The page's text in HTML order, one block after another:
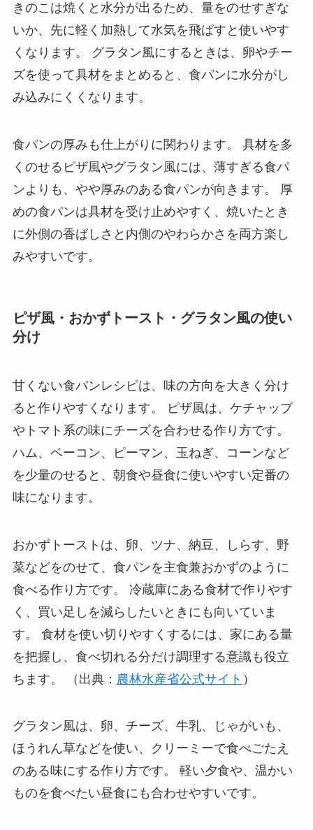
きのこは焼くと水分が出るため、量をのせすぎな
いか、先に軽く加熱して水気を飛ばすと使いやす
くなります。 グラタン風にするときは、卵やチー
ズを使って具材をまとめると、食パンに水分がし
み込みにくくなります。
食パンの厚みも仕上がりに関わります。 具材を多
くのせるピザ風やグラタン風には、薄すぎる食パ
ンよりも、やや厚みのある食パンが向きます。 厚
めの食パンは具材を受け止めやすく、焼いたとき
に外側の香ばしさと内側のやわらかさを両方楽し
みやすいです。
ピザ風・おかずトースト・グラタン風の使い
分け
甘くない食パンレシピは、味の方向を大きく分け
ると作りやすくなります。 ピザ風は、ケチャップ
やトマト系の味にチーズを合わせる作り方です。
ハム、ベーコン、ピーマン、玉ねぎ、コーンなど
を少量のせると、朝食や昼食に使いやすい定番の
味になります。
おかずトーストは、卵、ツナ、納豆、しらす、野
菜などをのせて、食パンを主食兼おかずのように
食べる作り方です。 冷蔵庫にある食材で作りやす
く、買い足しを減らしたいときにも向いていま
す。 食材を使い切りやすくするには、家にある量
を把握し、食べ切れる分だけ調理する意識も役立
ちます。 （出典： 農林水産省公式サイト ）
グラタン風は、卵、チーズ、牛乳、じゃがいも、
ほうれん草などを使い、クリーミーで食べごたえ
のある味にする作り方です。 軽い夕食や、温かい
ものを食べたい昼食にも合わせやすいです。